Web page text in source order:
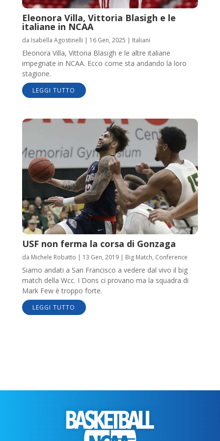
Eleonora Villa, Vittoria Blasigh e le
italiane in NCAA
da Isabella Agostinelli | 16 Gen, 2025 | Italiani
Eleonora Villa, Vittoria Blasigh e le altre italiane
impegnate in NCAA. Ecco come sta andando la loro
stagione.
LEGGI TUTTO
USF non ferma la corsa di Gonzaga
da Michele Robatto | 13 Gen, 2019| Big Match, Conference
Siamo andati a San Francisco a vedere dal vivo il big
match della Wcc. I Dons ci provano ma la squadra di
Mark Few è troppo forte.
LEGGI TUTTO